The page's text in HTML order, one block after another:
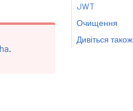
.
JWT
Очищення
Дивіться також